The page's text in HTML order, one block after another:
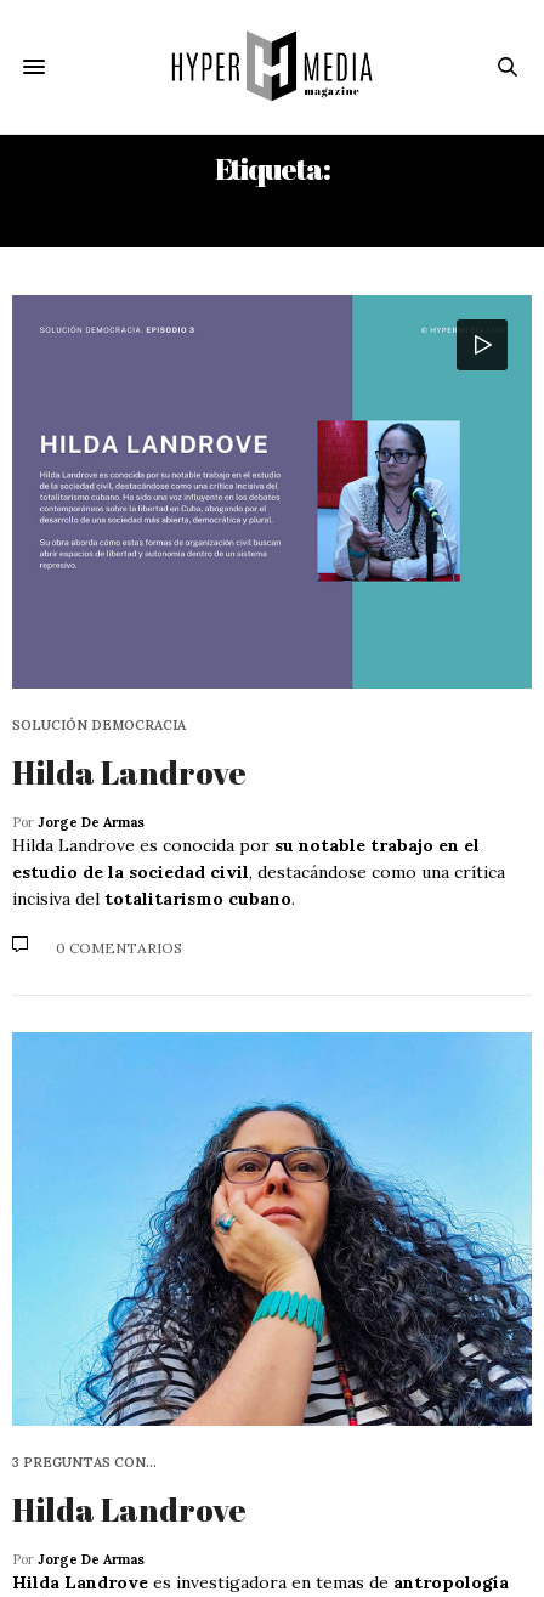
Etiqueta:
SOLUCIÓN DEMOCRACIA
Hilda Landrove
Por Jorge De Armas
Hilda Landrove es conocida por su notable trabajo en el
estudio de la sociedad civil, destacándose como una crítica
incisiva del totalitarismo cubano.
0 COMENTARIOS
3 PREGUNTAS CON…
Hilda Landrove
Por Jorge De Armas
Hilda Landrove es investigadora en temas de antropología